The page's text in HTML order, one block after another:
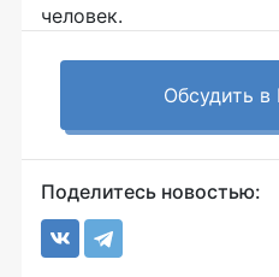
человек.
Обсудить в
Поделитесь новостью: